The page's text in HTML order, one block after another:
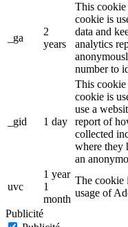
_ga
2
years
This
cookie is
data and
analytics
number to
_gid 1 day
This
cookie is
use a
report of
collected
where they
an
uvc
1 year
1
month
The cookie
usage of
Publicité